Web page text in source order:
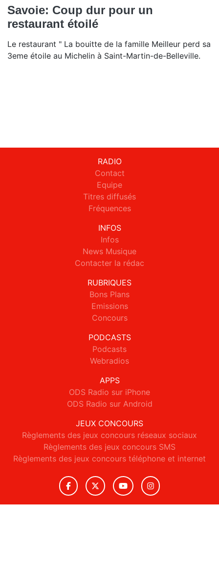
Savoie: Coup dur pour un
restaurant étoilé
Le restaurant " La bouitte de la famille Meilleur perd sa
3eme étoile au Michelin à Saint-Martin-de-Belleville.
RADIO
Contact
Equipe
Titres diffusés
Fréquences
INFOS
Infos
News Musique
Contacter la rédac
RUBRIQUES
Bons Plans
Emissions
Concours
PODCASTS
Podcasts
Webradios
APPS
ODS Radio sur iPhone
ODS Radio sur Android
JEUX CONCOURS
Règlements des jeux concours réseaux sociaux
Règlements des jeux concours SMS
Règlements des jeux concours téléphone et internet